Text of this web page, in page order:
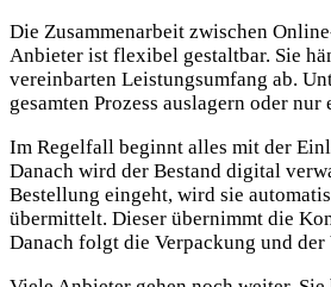
Die Zusammenarbeit zwischen
Anbieter ist flexibel gestaltbar. Sie
vereinbarten Leistungsumfang ab.
gesamten Prozess auslagern oder
Im Regelfall beginnt alles mit der
Danach wird der Bestand digital
Bestellung eingeht, wird sie
übermittelt. Dieser übernimmt die
Danach folgt die Verpackung und der